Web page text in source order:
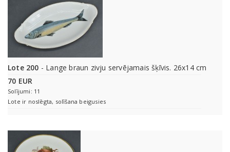
Lote 200 - Lange braun zivju servējamais šķīvis. 26x14 cm
70 EUR
Solījumi: 11
Lote ir noslēgta, solīšana beigusies